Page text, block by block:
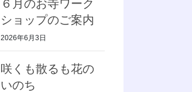
６月のお寺ワーク
ショップのご案内
2026年6月3日
咲くも散るも花の
いのち